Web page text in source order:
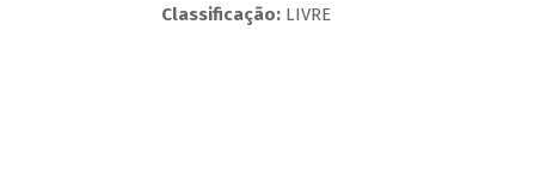
Classificação:LIVRE